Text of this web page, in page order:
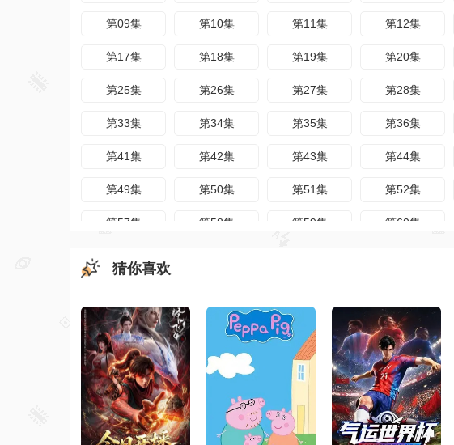
无尽云
第01集 第02集 第03集 第04集
第09集 第10集 第11集 第12集
第17集 第18集 第20集
第25集 第26集 第27集 第28集